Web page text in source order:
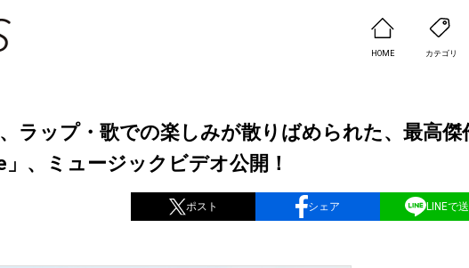
HOME カテゴリ
ラップ・歌での楽しみが散りばめられた、最高傑
、ミュージックビデオ公開！
ポスト シェア LINEで